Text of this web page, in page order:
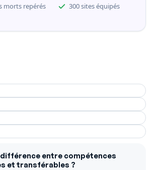
morts repérés
300 sites équipés
différence entre compétences
et transférables ?